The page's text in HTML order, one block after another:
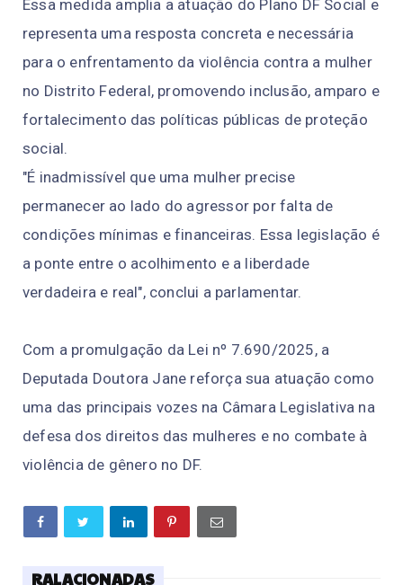
Essa medida amplia a atuação do Plano DF Social e
representa uma resposta concreta e necessária
para o enfrentamento da violência contra a mulher
no Distrito Federal, promovendo inclusão, amparo e
fortalecimento das políticas públicas de proteção
social.
"É inadmissível que uma mulher precise
permanecer ao lado do agressor por falta de
condições mínimas e financeiras. Essa legislação é
a ponte entre o acolhimento e a liberdade
verdadeira e real", conclui a parlamentar.
Com a promulgação da Lei nº 7.690/2025, a
Deputada Doutora Jane reforça sua atuação como
uma das principais vozes na Câmara Legislativa na
defesa dos direitos das mulheres e no combate à
violência de gênero no DF.
RALACIONADAS